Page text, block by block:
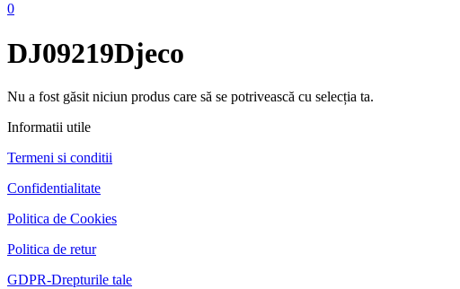
0
DJ09219Djeco
Nu a fost găsit niciun produs care să se potrivească cu selecția ta.
Informatii utile
Termeni si conditii
Confidentialitate
Politica de Cookies
Politica de retur
GDPR-Drepturile tale